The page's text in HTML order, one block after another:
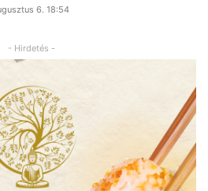
6. 18:54
- Hirdetés -